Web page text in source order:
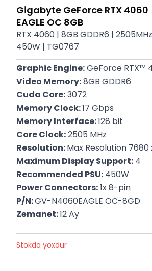
Gigabyte GeForce RTX 4060
EAGLE OC 8GB
RTX 4060 | 8GB GDDR6 |
450W | TG0767
Graphic Engine: GeForce RTX™
Video Memory: 8GB GDDR6
Cuda Core: 3072
Memory Clock: 17 Gbps
Memory Interface: 128 bit
Core Clock: 2505 MHz
Resolution: Max Resolution 7680
Maximum Display Support: 4
Recommended PSU: 450W
Power Connectors: 1x 8-pin
P/N: GV-N4060EAGLE OC-8GD
Zəmanət: 12 Ay
Stokda yoxdur